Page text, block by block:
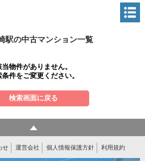
駅の中古マンション一覧
当物件がありません。
件をご変更ください。
検索画面に戻る
せ 運営会社 個人情報保護方針 利用規約